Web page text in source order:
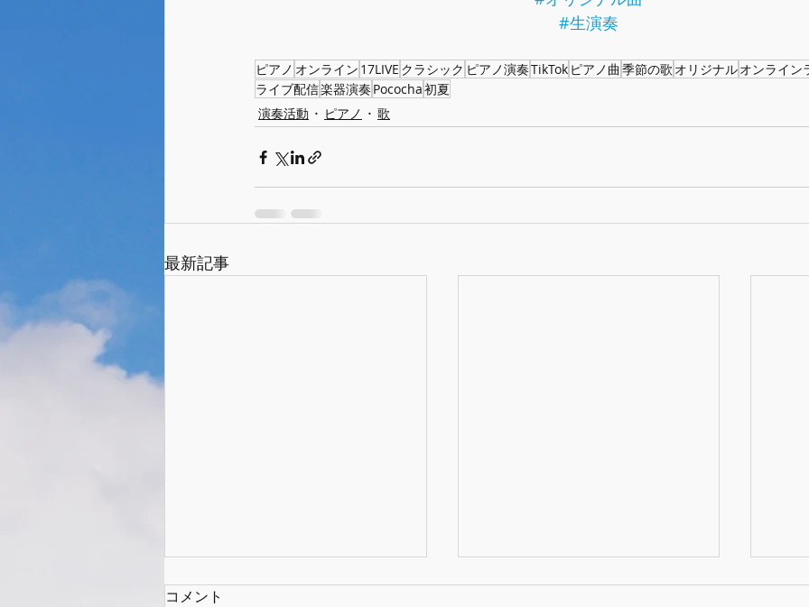
#生演奏
ピアノ オンライン 17LIVE クラシック ピアノ演奏TikTok ピアノ曲 季節の歌 オリジナルオンライン
ライブ配信楽器演奏 Pococha初夏
演奏活動
ピアノ 歌
最新記事
コメント